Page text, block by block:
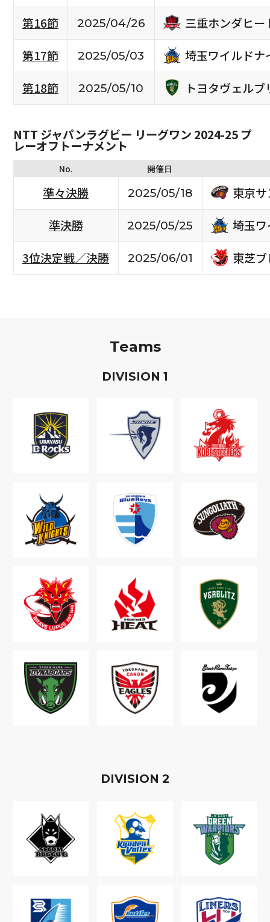
第16節
2025/04/26
三重ホンダヒー
第17節
2025/05/03
埼玉ワイルドナ
第18節
2025/05/10 トヨタヴェルブ
NTT ジャパンラグビー リーグワン 2024-25 プ
レーオフトーナメント
No. 開催日
準々決勝 2025/05/18
東京
準決勝
2025/05/25
埼玉
3位決定戦／決勝
2025/06/01 東芝
Teams
DIVISION 1
DIVISION 2